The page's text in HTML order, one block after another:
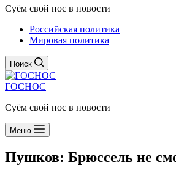
Суём свой нос в новости
Российская политика
Мировая политика
Поиск
ГОСНОС
Суём свой нос в новости
Меню
Пушков: Брюссель не